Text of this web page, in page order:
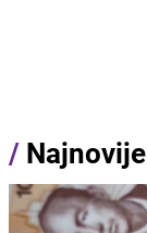
/ Najnovije